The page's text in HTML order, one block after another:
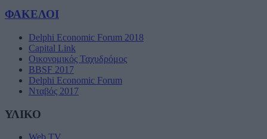
ΦΑΚΕΛΟΙ
Delphi Economic Forum 2018
Capital Link
Οικονομικός Ταχυδρόμος
BBSF 2017
Delphi Economic Forum
Νταβός 2017
ΥΛΙΚΟ